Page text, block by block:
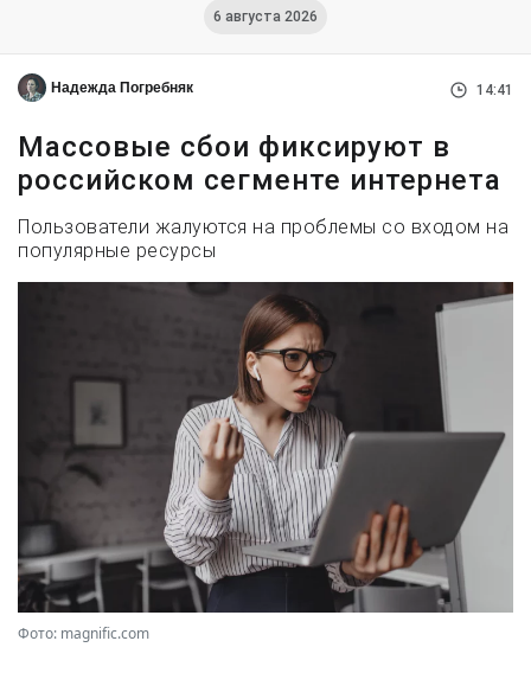
6 августа 2026
Надежда Погребняк 14:41
Массовые сбои фиксируют в
российском сегменте интернета
Пользователи жалуются на проблемы со входом на
популярные ресурсы
Фото: magnific.com